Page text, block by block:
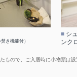
き機能付）
■ シ
ンク
もので、ご入居時に小物類は